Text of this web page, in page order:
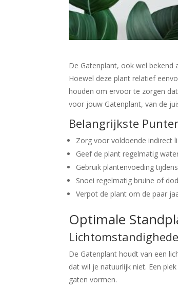
De Gatenplant, ook wel bekend
Hoewel deze plant relatief
houden om ervoor te zorgen
voor jouw Gatenplant, van de
Belangrijkste
Zorg voor voldoende indirect
Geef de plant regelmatig
Gebruik plantenvoeding
Snoei regelmatig bruine of
Verpot de plant om de paar
Optimale
De Gatenplant houdt van een
dat wil je natuurlijk niet. Een
gaten vormen.